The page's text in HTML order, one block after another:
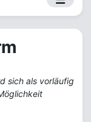
sich als vorläufig